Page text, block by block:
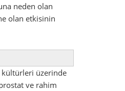
neden olan
olan etkisinin
kültürleri üzerinde
ve rahim